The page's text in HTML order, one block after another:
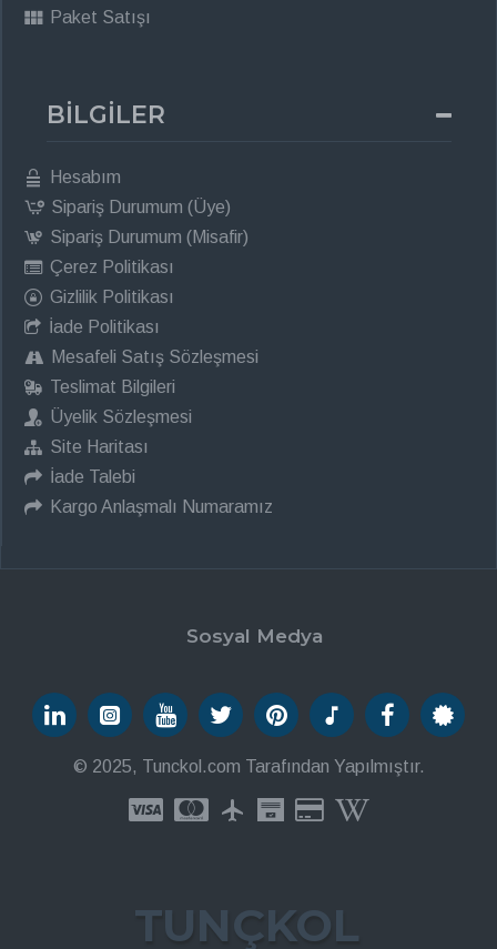
Paket Satışı
BİLGİLER
Hesabım
Sipariş Durumum (Üye)
Sipariş Durumum (Misafir)
Çerez Politikası
Gizlilik Politikası
İade Politikası
Mesafeli Satış Sözleşmesi
Teslimat Bilgileri
Üyelik Sözleşmesi
Site Haritası
İade Talebi
Kargo Anlaşmalı Numaramız
Sosyal Medya
© 2025, Tunckol.com Tarafından Yapılmıştır.
TUNÇKOL